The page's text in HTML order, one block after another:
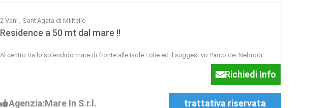
2 Vani , Sant'Agata di Militello
Residence a 50 mt dal mare !!
Al centro tra lo splendido mare di fronte alle Isole Eolie ed il suggestivo Parco dei Nebrodi.
Richiedi Info
Agenzia:Mare In S.r.l. trattativa riservata